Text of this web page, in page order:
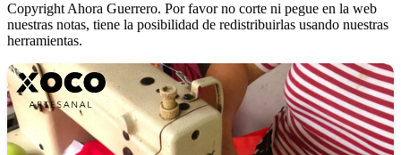
Copyright Ahora Guerrero. Por favor no corte ni pegue en la web
nuestras notas, tiene la posibilidad de redistribuirlas usando nuestras
herramientas.